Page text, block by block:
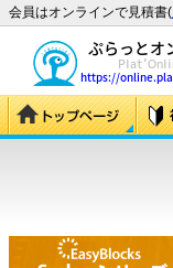
会員はオンラインで見積書(